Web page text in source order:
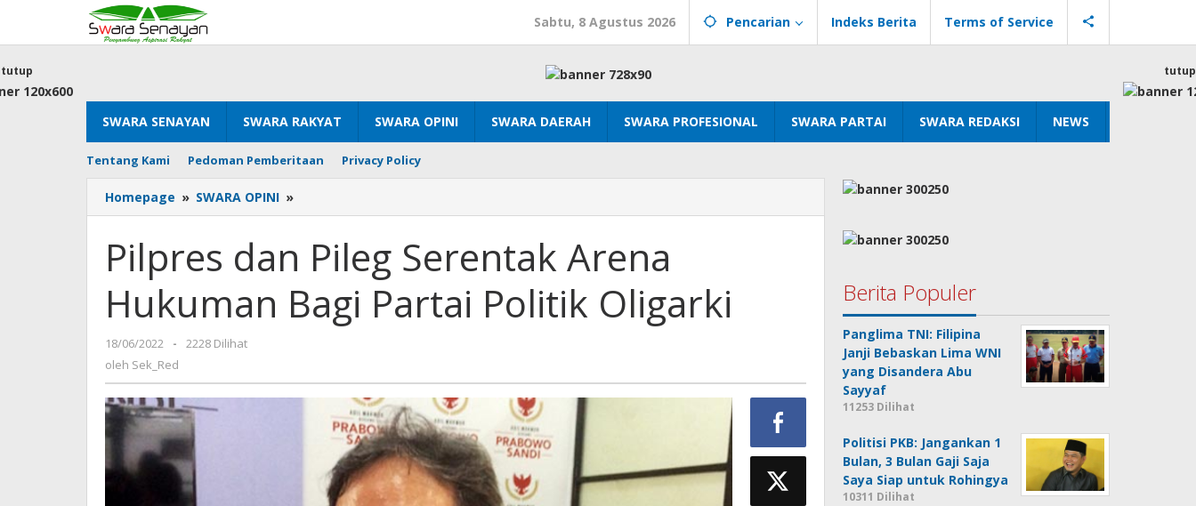
konten
Sabtu, 8 Agustus 2026 Pencarian Indeks Berita Terms of Service
SWARA SENAYAN SWARA RAKYAT SWARA OPINI SWARA DAERAH SWARA PROFESIONAL SWARA PARTAI SWARA REDAKSI NEWS
Tentang Kami Pedoman Pemberitaan Privacy Policy
tutup tutup
Homepage » SWARA OPINI »
dan
Serentak
Arena
Hukuman
Bagi
Partai
Pilpres dan Pileg Serentak Arena
Hukuman Bagi Partai Politik Oligarki
18/06/2022
oleh
Sek_Red
-
2228 Dilihat
oleh Sek_Red
Berita Populer
Panglima TNI: Filipina
Janji Bebaskan Lima WNI
yang Disandera Abu
Sayyaf
11253 Dilihat
Politisi PKB: Jangankan 1
Bulan, 3 Bulan Gaji Saja
Saya Siap untuk Rohingya
10311 Dilihat